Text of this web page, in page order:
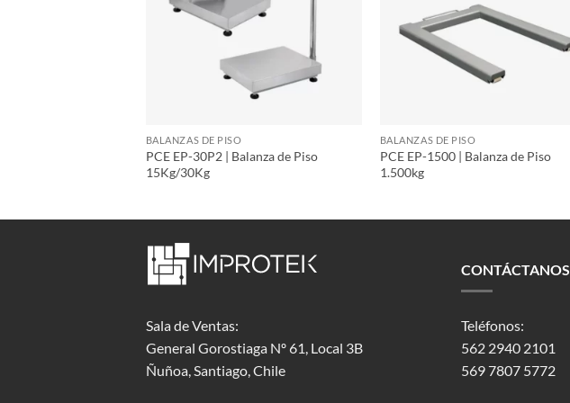
BALANZAS DE PISO
PCE EP-30P2 | Balanza de Piso
15Kg/30Kg
BALANZAS DE PISO
PCE EP-1500 | Balanza de Piso
1.500kg
Sala de Ventas:
General Gorostiaga Nº 61, Local 3B
Ñuñoa, Santiago, Chile
CONTÁCTANOS
Teléfonos:
562 2940 2101
569 7807 5772